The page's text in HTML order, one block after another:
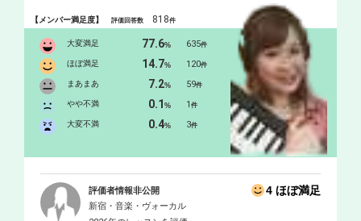
動を開始。 2013年にはNHK「みんなのうた」にて歌唱楽曲がオン
エア。世界的有名企業のCMソング、サウンドロゴなど数多くの
CM歌唱を手掛けており、まさに「声のプロ」。誰もがテレビで一
度は耳にしたことのある声の持ち主です！ 学生の頃から歌や作曲
を教えることが大好きで、プライベートレッスンにて多くの生徒
さんをお教えしてきました。 POPSはもちろん、ジャズ、クラシッ
クなどの多彩な要素を効率よくレッスンに組み込んでおります。
また、レコーディングディレクターとしても日々現場に立ってお
りますので、生徒さんひとりひとりに合った一番輝ける歌い方、
体の使い方、心の持ち方を引き出すことが何よりも得意です！生
ます！！ 「オンラインレッスンをご希望の会員様へ」 オンライン
レッスンについて https://www.dropbox.com/s/zw6dyvryr23gn4v/ DTM
使用ソフト：protools/Logic/Cubass/Sibelius/Finale
【メンバー満足度】評価回答数 818件
大変満足 77.6% 635件
ほぼ満足 14.7% 120件
まあまあ 7.2% 59件
やや不満 0.1% 1件
大変不満 0.4% 3件
評価者情報非公開 4 ほぼ満足
新宿・音楽・ヴォーカル